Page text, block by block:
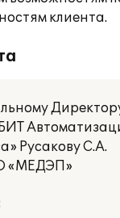
клиента.
Русакову С.А.
«МЕДЭП»